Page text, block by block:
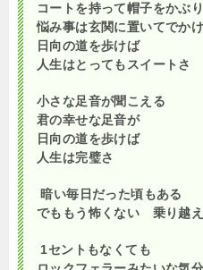
コートを持って帽子をかぶり
悩み事は玄関に置いてでか
日向の道を歩けば
人生はとってもスイートさ
小さな足音が聞こえる
君の幸せな足音が
日向の道を歩けば
人生は完璧さ
暗い毎日だった頃もある
でももう怖くない 乗り越
1セントもなくても